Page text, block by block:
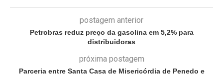
postagem anterior
Petrobras reduz preço da gasolina em 5,2% para
distribuidoras
próxima postagem
Parceria entre Santa Casa de Misericórdia de Penedo e